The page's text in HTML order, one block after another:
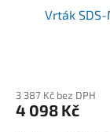
Vrták
3 387 Kč bez DPH
4 098 Kč